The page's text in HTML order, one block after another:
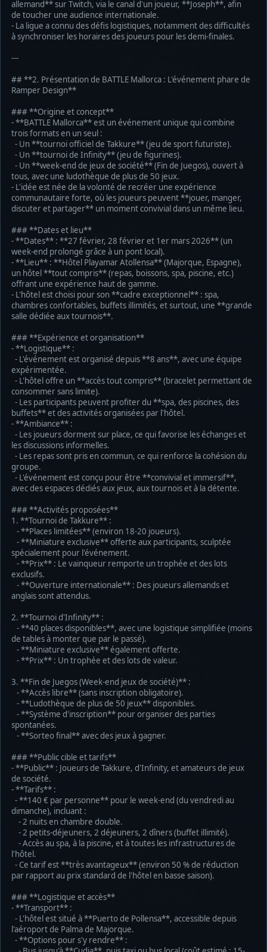
allemand** sur Twitch, via le canal d'un joueur, **Joseph**, afin
de toucher une audience internationale.
- La ligue a connu des défis logistiques, notamment des difficultés
à synchroniser les horaires des joueurs pour les demi-finales.
---
## **2. Présentation de BATTLE Mallorca : L'événement phare de
Ramper Design**
### **Origine et concept**
- **BATTLE Mallorca** est un événement unique qui combine
trois formats en un seul :
- Un **tournoi officiel de Takkure** (jeu de sport futuriste).
- Un **tournoi de Infinity** (jeu de figurines).
- Un **week-end de jeux de société** (Fin de Juegos), ouvert à
tous, avec une ludothèque de plus de 50 jeux.
- L'idée est née de la volonté de recréer une expérience
communautaire forte, où les joueurs peuvent **jouer, manger,
discuter et partager** un moment convivial dans un même lieu.
### **Dates et lieu**
- **Dates** : **27 février, 28 février et 1er mars 2026** (un
week-end prolongé grâce à un pont local).
- **Lieu** : **Hôtel Playamar Atollensa** (Majorque, Espagne),
un hôtel **tout compris** (repas, boissons, spa, piscine, etc.)
offrant une expérience haut de gamme.
- L'hôtel est choisi pour son **cadre exceptionnel** : spa,
chambres confortables, buffets illimités, et surtout, une **grande
salle dédiée aux tournois**.
### **Expérience et organisation**
- **Logistique** :
- L'événement est organisé depuis **8 ans**, avec une équipe
expérimentée.
- L'hôtel offre un **accès tout compris** (bracelet permettant de
consommer sans limite).
- Les participants peuvent profiter du **spa, des piscines, des
buffets** et des activités organisées par l'hôtel.
- **Ambiance** :
- Les joueurs dorment sur place, ce qui favorise les échanges et
les discussions informelles.
- Les repas sont pris en commun, ce qui renforce la cohésion du
groupe.
- L'événement est conçu pour être **convivial et immersif**,
avec des espaces dédiés aux jeux, aux tournois et à la détente.
### **Activités proposées**
1. **Tournoi de Takkure** :
- **Places limitées** (environ 18-20 joueurs).
- **Miniature exclusive** offerte aux participants, sculptée
spécialement pour l'événement.
- **Prix** : Le vainqueur remporte un trophée et des lots
exclusifs.
- **Ouverture internationale** : Des joueurs allemands et
anglais sont attendus.
2. **Tournoi d'Infinity** :
- **40 places disponibles**, avec une logistique simplifiée (moins
de tables à monter que par le passé).
- **Miniature exclusive** également offerte.
- **Prix** : Un trophée et des lots de valeur.
3. **Fin de Juegos (Week-end jeux de société)** :
- **Accès libre** (sans inscription obligatoire).
- **Ludothèque de plus de 50 jeux** disponibles.
- **Système d'inscription** pour organiser des parties
spontanées.
- **Sorteo final** avec des jeux à gagner.
### **Public cible et tarifs**
- **Public** : Joueurs de Takkure, d'Infinity, et amateurs de jeux
de société.
- **Tarifs** :
- **140 € par personne** pour le week-end (du vendredi au
dimanche), incluant :
- 2 nuits en chambre double.
- 2 petits-déjeuners, 2 déjeuners, 2 dîners (buffet illimité).
- Accès au spa, à la piscine, et à toutes les infrastructures de
l'hôtel.
- Ce tarif est **très avantageux** (environ 50 % de réduction
par rapport au prix standard de l'hôtel en basse saison).
### **Logistique et accès**
- **Transport** :
- L'hôtel est situé à **Puerto de Pollensa**, accessible depuis
l'aéroport de Palma de Majorque.
- **Options pour s'y rendre** :